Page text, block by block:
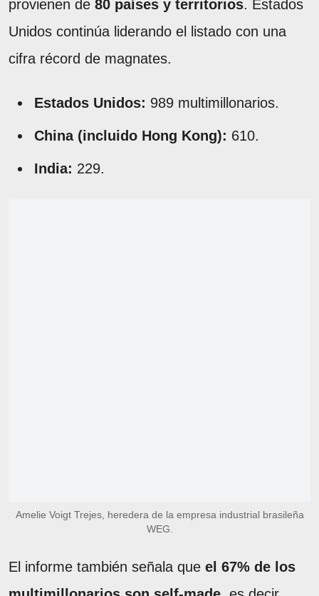
provienen de 80 países y territorios. Estados
Unidos continúa liderando el listado con una
cifra récord de magnates.
Estados Unidos: 989 multimillonarios.
China (incluido Hong Kong): 610.
India: 229.
Amelie Voigt Trejes, heredera de la empresa industrial brasileña
WEG.
El informe también señala que el 67% de los